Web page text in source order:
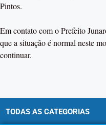
Pintos.
Em contato com o Prefeito
que a situação é normal neste
continuar.
TODAS AS CATEGORIAS